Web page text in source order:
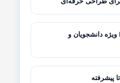
آموزش Photoshop ویژه دانشجویان و